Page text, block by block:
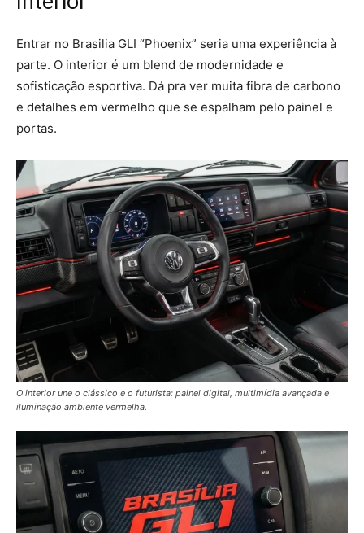
Entrar no Brasilia GLI “Phoenix” seria uma experiência à
parte. O interior é um blend de modernidade e
sofisticação esportiva. Dá pra ver muita fibra de carbono
e detalhes em vermelho que se espalham pelo painel e
portas.
O interior une o clássico e o futurista: painel digital, multimídia avançada e
iluminação ambiente vermelha.